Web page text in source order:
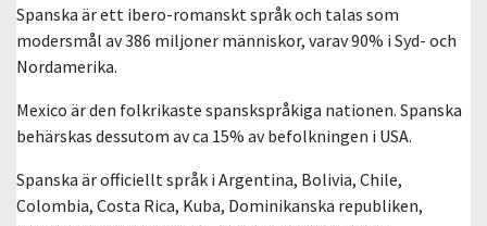
Spanska är ett ibero-romanskt språk och talas som
modersmål av 386 miljoner människor, varav 90% i Syd- och
Nordamerika.
Mexico är den folkrikaste spanskspråkiga nationen. Spanska
behärskas dessutom av ca 15% av befolkningen i USA.
Spanska är officiellt språk i Argentina, Bolivia, Chile,
Colombia, Costa Rica, Kuba, Dominikanska republiken,